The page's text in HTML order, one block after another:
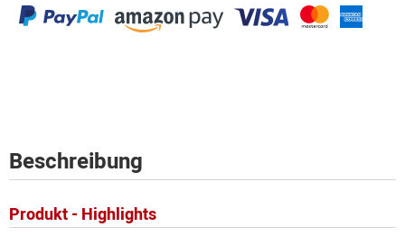
Beschreibung
Produkt - Highlights